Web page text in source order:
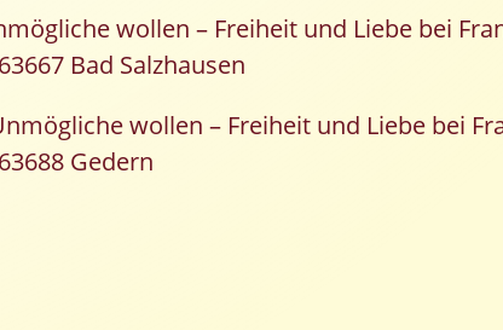
wollen – Freiheit und Liebe bei
Bad Salzhausen
wollen – Freiheit und Liebe bei
Gedern